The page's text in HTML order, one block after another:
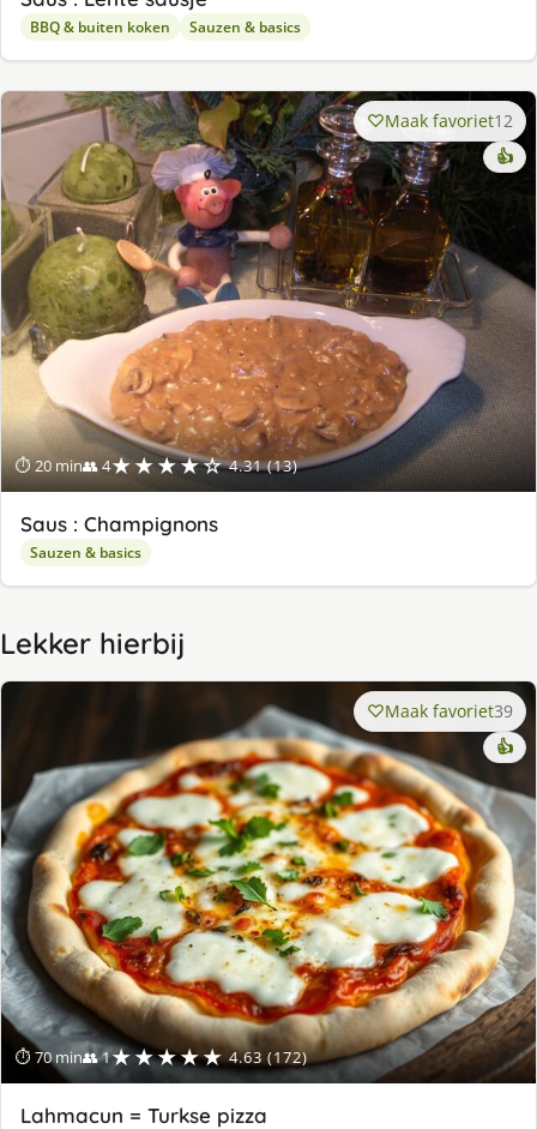
BBQ & buiten koken Sauzen & basics
⏱ 20 min👥 4★★★★☆ 4.31 (13)
Maak favoriet12
👍
Saus : Champignons
Sauzen & basics
Lekker hierbij
⏱ 70 min👥 1★★★★★ 4.63 (172)
Maak favoriet39
👍
Lahmacun = Turkse pizza